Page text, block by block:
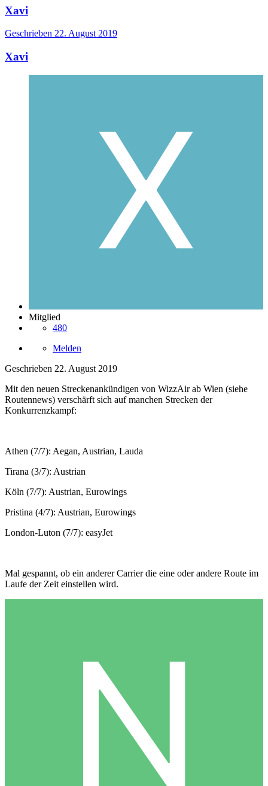
Xavi
Geschrieben 22. August 2019
Xavi
Mitglied
480
Melden
Geschrieben 22. August 2019
Mit den neuen Streckenankündigen von WizzAir ab Wien (siehe
Routennews) verschärft sich auf manchen Strecken der
Konkurrenzkampf:
Athen (7/7): Aegan, Austrian, Lauda
Tirana (3/7): Austrian
Köln (7/7): Austrian, Eurowings
Pristina (4/7): Austrian, Eurowings
London-Luton (7/7): easyJet
Mal gespannt, ob ein anderer Carrier die eine oder andere Route im
Laufe der Zeit einstellen wird.